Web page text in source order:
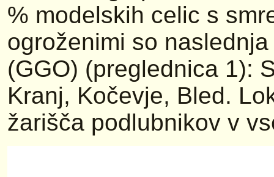
% modelskih celic s
ogroženimi so
(GGO) (preglednica 1):
Kranj, Kočevje, Bled.
žarišča podlubnikov v